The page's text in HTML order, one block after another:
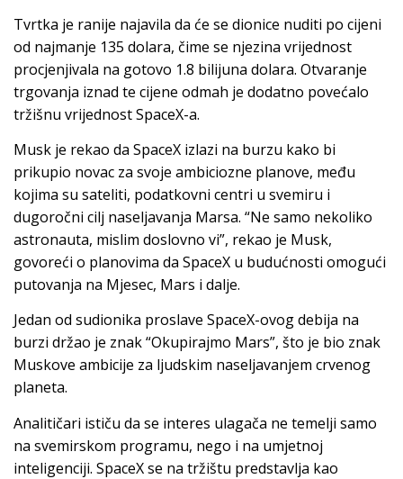
Tvrtka je ranije najavila da će se dionice nuditi po cijeni
od najmanje 135 dolara, čime se njezina vrijednost
procjenjivala na gotovo 1.8 bilijuna dolara. Otvaranje
trgovanja iznad te cijene odmah je dodatno povećalo
tržišnu vrijednost SpaceX-a.
Musk je rekao da SpaceX izlazi na burzu kako bi
prikupio novac za svoje ambiciozne planove, među
kojima su sateliti, podatkovni centri u svemiru i
dugoročni cilj naseljavanja Marsa. “Ne samo nekoliko
astronauta, mislim doslovno vi”, rekao je Musk,
govoreći o planovima da SpaceX u budućnosti omogući
putovanja na Mjesec, Mars i dalje.
Jedan od sudionika proslave SpaceX-ovog debija na
burzi držao je znak “Okupirajmo Mars”, što je bio znak
Muskove ambicije za ljudskim naseljavanjem crvenog
planeta.
Analitičari ističu da se interes ulagača ne temelji samo
na svemirskom programu, nego i na umjetnoj
inteligenciji. SpaceX se na tržištu predstavlja kao